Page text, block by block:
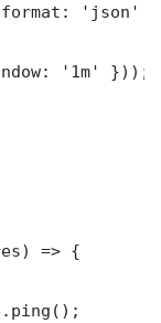
format: 'json'
'1m' }));
=> {